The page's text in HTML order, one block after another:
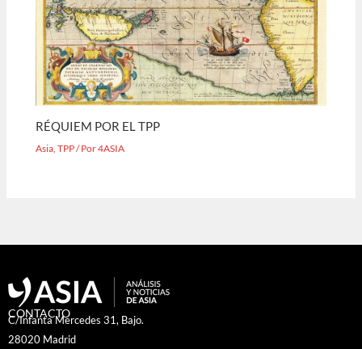
RÉQUIEM POR EL TPP
Asia,TPP/ Por4ASIA
CONTACTO
C/Infanta Mercedes 31, Bajo.
28020 Madrid